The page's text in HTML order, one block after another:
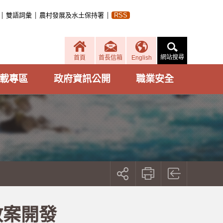
雙語詞彙 農村發展及水土保持署 RSS
首頁 首長信箱 English 網站搜尋
專區 政府資訊公開 職業安全
開
社
開發